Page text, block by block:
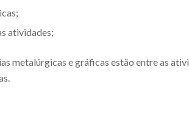
atividades;
metalúrgicas e gráficas estão entre as